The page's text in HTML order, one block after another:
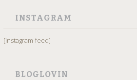
INSTAGRAM
[instagram-feed]
BLOGLOVIN